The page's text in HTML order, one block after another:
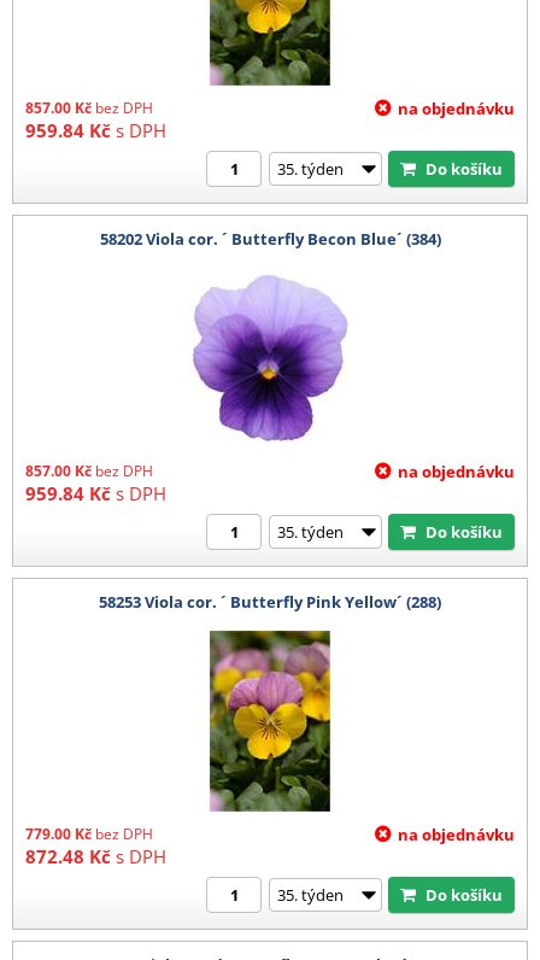
857.00 Kč bez DPH
959.84 Kč s DPH
na objednávku
Do košíku
58202 Viola cor. ´ Butterfly Becon Blue´ (384)
857.00 Kč bez DPH
959.84 Kč s DPH
na objednávku
Do košíku
58253 Viola cor. ´ Butterfly Pink Yellow´ (288)
779.00 Kč bez DPH
872.48 Kč s DPH
na objednávku
Do košíku